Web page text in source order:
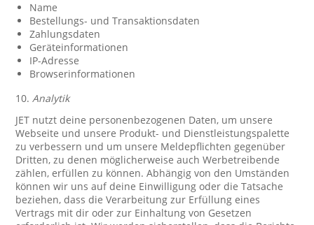
Name
Bestellungs- und Transaktionsdaten
Zahlungsdaten
Geräteinformationen
IP-Adresse
Browserinformationen
10.Analytik
JET nutzt deine personenbezogenen Daten, um unsere
Webseite und unsere Produkt- und Dienstleistungspalette
zu verbessern und um unsere Meldepflichten gegenüber
Dritten, zu denen möglicherweise auch Werbetreibende
zählen, erfüllen zu können. Abhängig von den Umständen
können wir uns auf deine Einwilligung oder die Tatsache
beziehen, dass die Verarbeitung zur Erfüllung eines
Vertrags mit dir oder zur Einhaltung von Gesetzen